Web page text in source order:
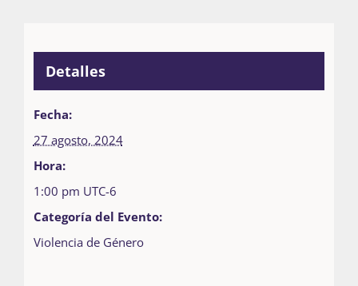
Detalles
Fecha:
27 agosto, 2024
Hora:
1:00 pm UTC-6
Categoría del Evento:
Violencia de Género